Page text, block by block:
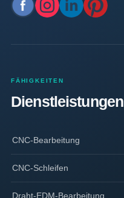
FÄHIGKEITEN
Dienstleistungen
CNC-Bearbeitung
CNC-Schleifen
Draht-EDM-Bearbeitung